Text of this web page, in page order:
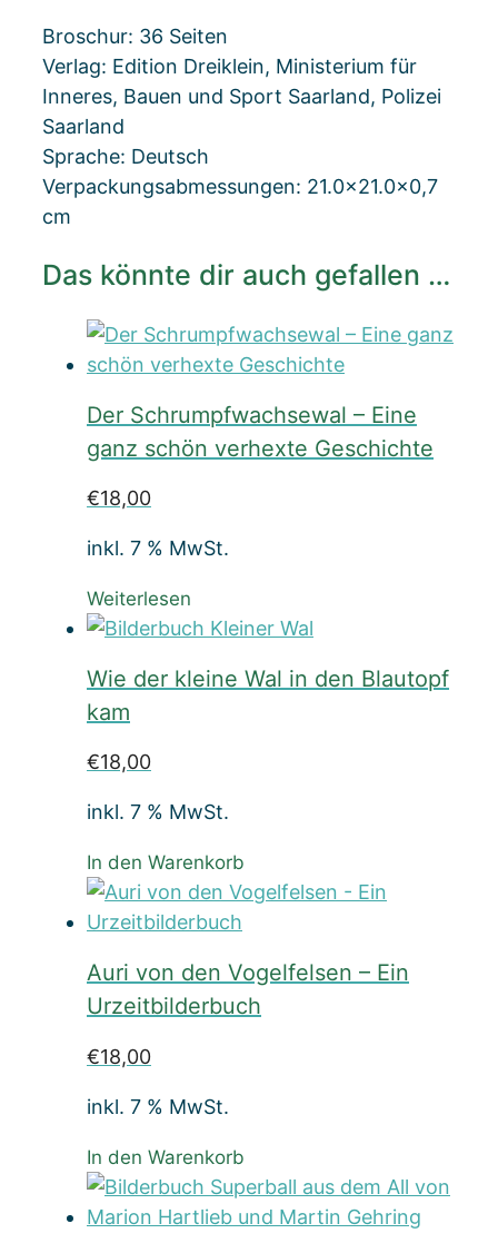
Broschur: 36 Seiten
Verlag: Edition Dreiklein, Ministerium für
Inneres, Bauen und Sport Saarland, Polizei
Saarland
Sprache: Deutsch
Verpackungsabmessungen: 21.0×21.0×0,7
cm
Das könnte dir auch gefallen …
Der Schrumpfwachsewal – Eine
ganz schön verhexte Geschichte
€18,00
inkl. 7 % MwSt.
Weiterlesen
Wie der kleine Wal in den Blautopf
kam
€18,00
inkl. 7 % MwSt.
In den Warenkorb
Auri von den Vogelfelsen – Ein
Urzeitbilderbuch
€18,00
inkl. 7 % MwSt.
In den Warenkorb